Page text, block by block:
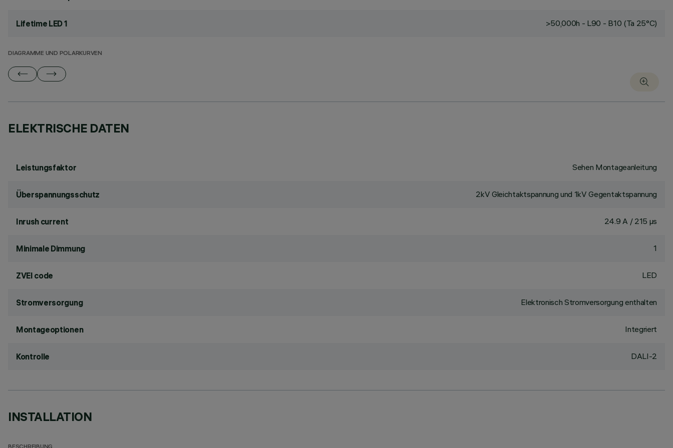
Lifetime LED 1 >50,000h - L90 - B10 (Ta 25°C)
DIAGRAMME UND POLARKURVEN
ELEKTRISCHE DATEN
Leistungsfaktor Sehen Montageanleitung
Überspannungsschutz 2kV Gleichtaktspannung und 1kV Gegentaktspannung
Inrush current 24.9 A / 215 µs
Minimale Dimmung 1
ZVEI code LED
Stromversorgung Elektronisch Stromversorgung enthalten
Montageoptionen Integriert
Kontrolle DALI-2
INSTALLATION